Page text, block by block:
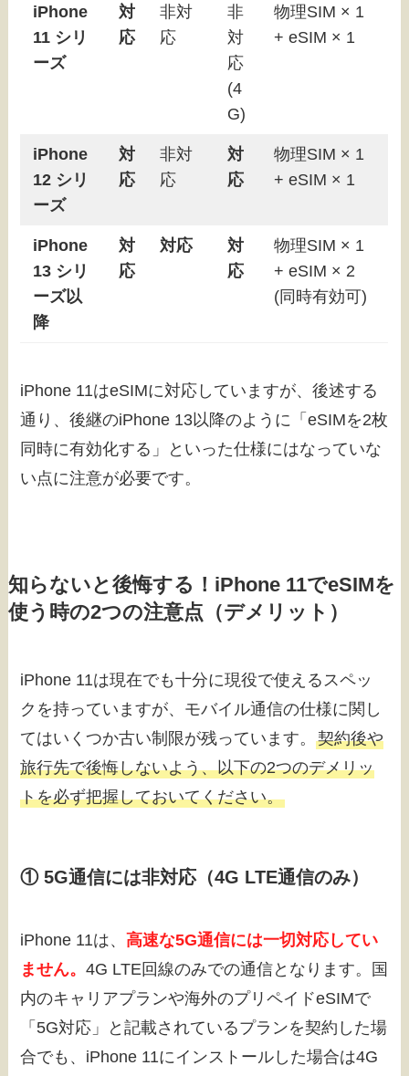
iPhone
11 シリ
ーズ
対
応
非対
応
非
対
応
(4
G)
物理SIM × 1
+ eSIM × 1
iPhone
12 シリ
ーズ
対
応
非対
応
対
応
物理SIM × 1
+ eSIM × 1
iPhone
13 シリ
ーズ以
降
対
応
対応
対
応
物理SIM × 1
+ eSIM × 2
(同時有効可)
iPhone 11はeSIMに対応していますが、後述する
通り、後継のiPhone 13以降のように「eSIMを2枚
同時に有効化する」といった仕様にはなっていな
い点に注意が必要です。
知らないと後悔する！iPhone 11でeSIMを
使う時の2つの注意点（デメリット）
iPhone 11は現在でも十分に現役で使えるスペッ
クを持っていますが、モバイル通信の仕様に関し
てはいくつか古い制限が残っています。契約後や
旅行先で後悔しないよう、以下の2つのデメリッ
トを必ず把握しておいてください。
① 5G通信には非対応（4G LTE通信のみ）
iPhone 11は、高速な5G通信には一切対応してい
ません。4G LTE回線のみでの通信となります。国
内のキャリアプランや海外のプリペイドeSIMで
「5G対応」と記載されているプランを契約した場
合でも、iPhone 11にインストールした場合は4G